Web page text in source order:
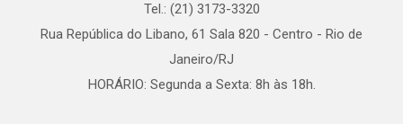
Tel.: (21) 3173-3320
Rua República do Libano, 61 Sala 820 - Centro - Rio de
Janeiro/RJ
HORÁRIO: Segunda a Sexta: 8h às 18h.